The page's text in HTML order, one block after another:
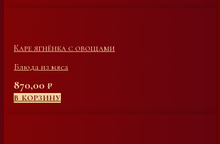
Каре ягнёнка с овощами
Блюда из мяса
870,00 ₽
В КОРЗИНУ